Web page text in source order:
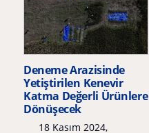
Deneme Arazisinde
Yetiştirilen Kenevir
Katma Değerli Ürünlere
Dönüşecek
18 Kasım 2024,